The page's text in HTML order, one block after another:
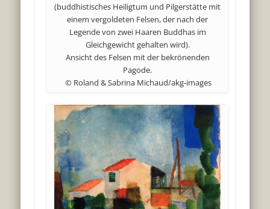
(buddhistisches Heiligtum und Pilgerstätte mit
einem vergoldeten Felsen, der nach der
Legende von zwei Haaren Buddhas im
Gleichgewicht gehalten wird).
Ansicht des Felsen mit der bekrönenden
Pagode.
© Roland & Sabrina Michaud/akg-images